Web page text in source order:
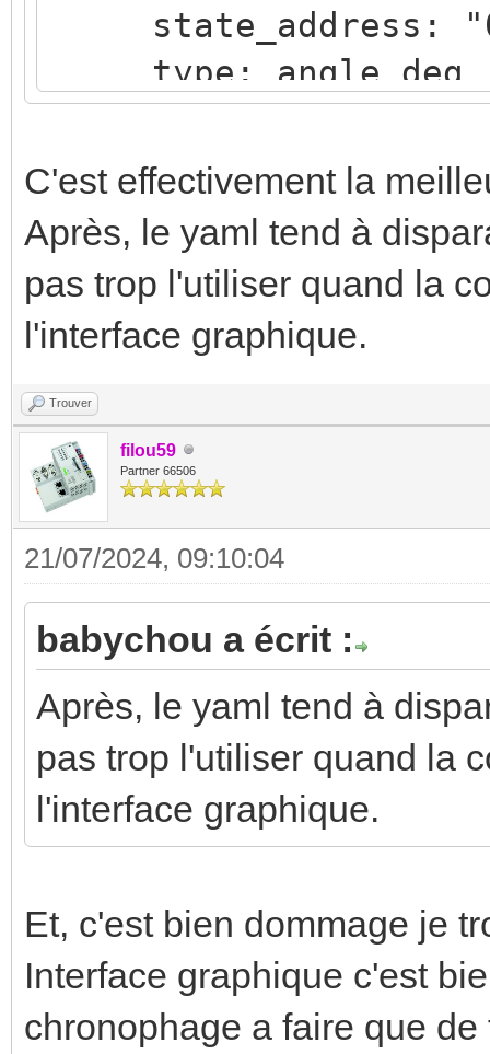
state_address:
type: angle_deg
state_address:
type: angle_deg
- name:
C'est effectivement la
Après, le yaml tend à
pas trop l'utiliser quand la
l'interface graphique.
Trouver
filou59
Partner 66506
21/07/2024, 09:10:04
babychou a écrit :
Après, le yaml tend à
pas trop l'utiliser quand la
l'interface graphique.
Et, c'est bien dommage je
Interface graphique c'est
chronophage a faire que